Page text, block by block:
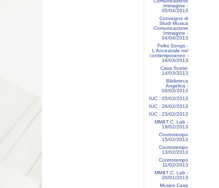
Immagine -
05/04/2013
Convegno di
Studi Musica
Comunicazione
Immagine -
04/04/2013
Folks Songs -
L'Ancestrale nel
contemporaneo -
16/03/2013
Casa Scelsi-
14/03/2013
Biblioteca
Angelica -
09/03/2013
IUC - 05/03/2013
IUC - 26/02/2013
IUC - 23/02/2013
MM&T C. Lab -
18/02/2013
Controtempo
15/02/2013
Controtempo
13/02/2013
Controtempo
11/02/2013
MM&T C. Lab -
20/01/2013
Museo Casa